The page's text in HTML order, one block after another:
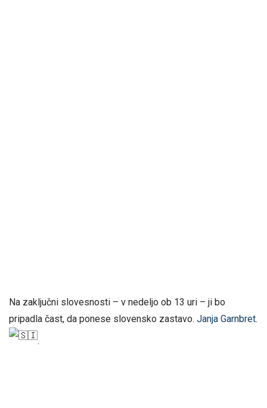
Na zaključni slovesnosti – v nedeljo ob 13 uri – ji bo
pripadla čast, da ponese slovensko zastavo. Janja Garnbret.
.